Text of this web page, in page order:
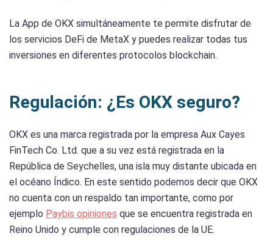
La App de OKX simultáneamente te permite disfrutar de
los servicios DeFi de MetaX y puedes realizar todas tus
inversiones en diferentes protocolos blockchain.
Regulación: ¿Es OKX seguro?
OKX es una marca registrada por la empresa Aux Cayes
FinTech Co. Ltd. que a su vez está registrada en la
República de Seychelles, una isla muy distante ubicada en
el océano Índico. En este sentido podemos decir que OKX
no cuenta con un respaldo tan importante, como por
ejemplo Paybis opiniones que se encuentra registrada en
Reino Unido y cumple con regulaciones de la UE.